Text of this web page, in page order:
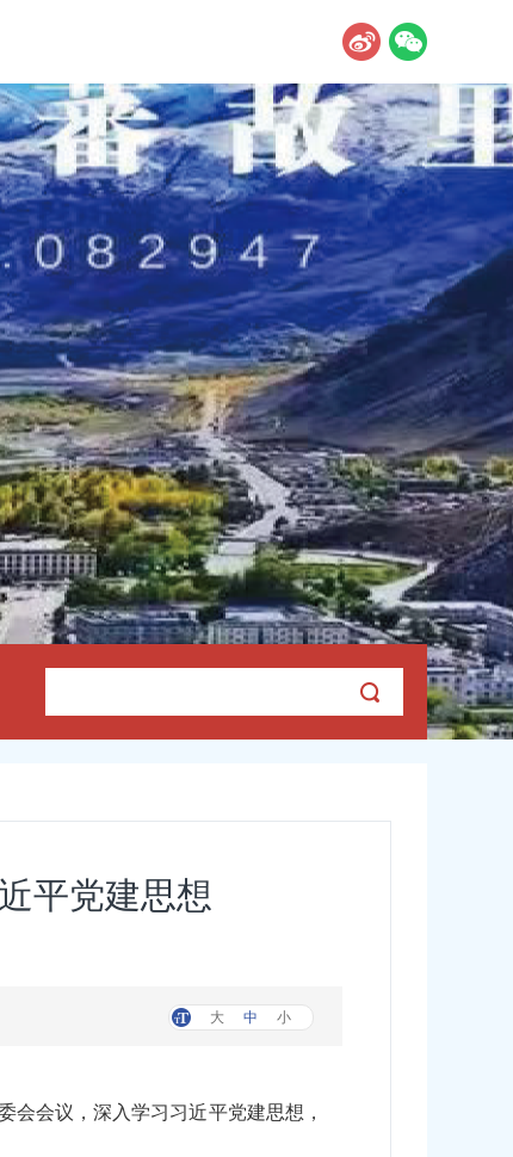
平党建思想
大 中 小
会会议，深入学习习近平党建思想，